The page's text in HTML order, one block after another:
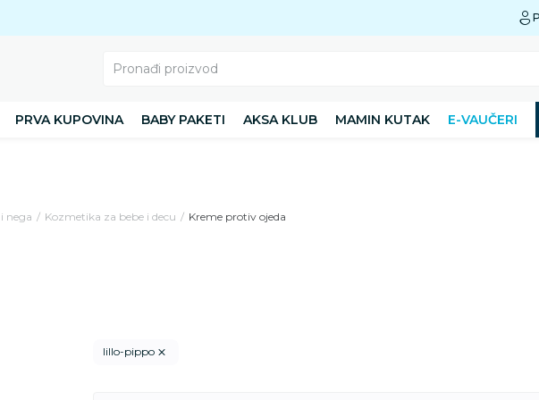
Pronađi proizvod
PRVA KUPOVINA BABY PAKETI AKSA KLUB MAMIN KUTAK E-VAUČERI
nega Kozmetika za bebe i decu Kreme protiv ojeda
lillo-pippo